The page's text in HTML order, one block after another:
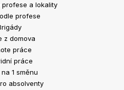
profese a lokality
profese
z domova
práce
práce
1 směnu
absolventy